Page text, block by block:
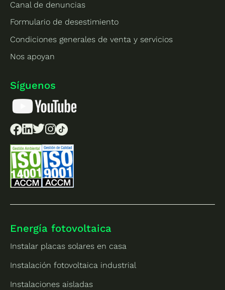
Canal de denuncias
Formulario de desestimiento
Condiciones generales de venta y servicios
Nos apoyan
Síguenos
Energía fotovoltaica
Instalar placas solares en casa
Instalación fotovoltaica industrial
Instalaciones aisladas